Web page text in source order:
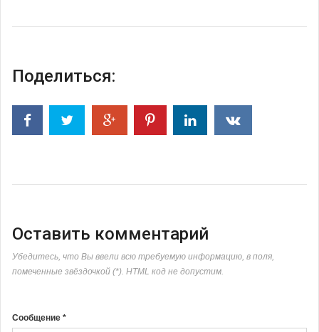
Поделиться:
Оставить комментарий
Убедитесь, что Вы ввели всю требуемую информацию, в поля,
помеченные звёздочкой (*). HTML код не допустим.
Сообщение *